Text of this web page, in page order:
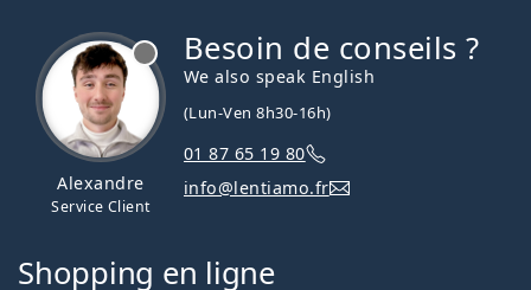
Alexandre
Service Client
Besoin de conseils ?
We also speak English
(Lun-Ven 8h30-16h)
01 87 65 19 80
info@lentiamo.fr
Shopping en ligne